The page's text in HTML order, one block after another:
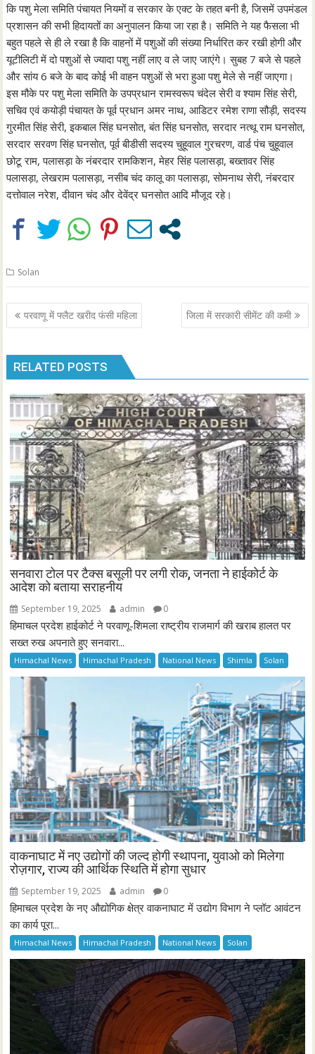
कि पशु मेला समिति पंचायत नियमों व सरकार के एक्ट के तहत बनी है, जिसमें उपमंडल
प्रशासन की सभी हिदायतों का अनुपालन किया जा रहा है। समिति ने यह फैसला भी
बहुत पहले से ही ले रखा है कि वाहनों में पशुओं की संख्या निर्धारित कर रखी होगी और
यूटीलिटी में दो पशुओं से ज्यादा पशु नहीं लाए व ले जाए जाएंगे। सुबह 7 बजे से पहले
और सांय 6 बजे के बाद कोई भी वाहन पशुओं से भरा हुआ पशु मेले से नहीं जाएगा।
इस मौके पर पशु मेला समिति के उपप्रधान रामस्वरूप चंदेल सेरी व श्याम सिंह सेरी,
सचिव एवं कयोड़ी पंचायत के पूर्व प्रधान अमर नाथ, आडिटर रमेश राणा सौड़ी, सदस्य
गुरमीत सिंह सेरी, इकबाल सिंह घनसोत, बंत सिंह घनसोत, सरदार नत्थू राम घनसोत,
सरदार सरवण सिंह घनसोत, पूर्व बीडीसी सदस्य चुहूवाल गुरचरण, वार्ड पंच चुहूवाल
छोटू राम, पलासड़ा के नंबरदार रामकिशन, मेहर सिंह पलासड़ा, बख्तावर सिंह
पलासड़ा, लेखराम पलासड़ा, नसीब चंद कालू का पलासड़ा, सोमनाथ सेरी, नंबरदार
दत्तोवाल नरेश, दीवान चंद और देवेंद्र घनसोत आदि मौजूद रहे।
Solan
Post
navigation
परवाणू में फ्लैट खरीद फंसी महिला जिला में सरकारी सीमेंट की कमी
RELATED POSTS
सनवारा टोल पर टैक्स बसूली पर लगी रोक, जनता ने हाईकोर्ट के
आदेश को बताया सराहनीय
September 19, 2025 admin 0
हिमाचल प्रदेश हाईकोर्ट ने परवाणू-शिमला राष्ट्रीय राजमार्ग की खराब हालत पर
सख्त रुख अपनाते हुए सनवारा...
Himachal News Himachal Pradesh National News Shimla Solan
वाकनाघाट में नए उद्योगों की जल्द होगी स्थापना, युवाओ को मिलेगा
रोज़गार, राज्य की आर्थिक स्थिति में होगा सुधार
September 19, 2025 admin 0
हिमाचल प्रदेश के नए औद्योगिक क्षेत्र वाकनाघाट में उद्योग विभाग ने प्लॉट आवंटन
का कार्य पूरा...
Himachal News Himachal Pradesh National News Solan